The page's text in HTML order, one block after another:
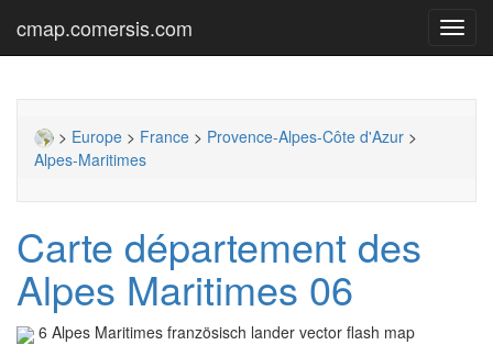
cmap.comersis.com
> Europe > France > Provence-Alpes-Côte d'Azur >
Alpes-Maritimes
Carte département des
Alpes Maritimes 06
6 Alpes Maritimes französisch lander vector flash map